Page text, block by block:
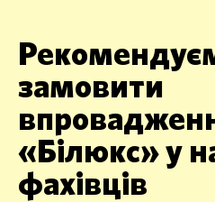
замовити
«Білюкс» у
фахівців